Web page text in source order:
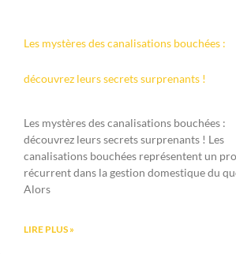
Les mystères des canalisations bouchées :
découvrez leurs secrets surprenants !
Les mystères des canalisations bouchées :
découvrez leurs secrets surprenants ! Les
canalisations bouchées représentent un
récurrent dans la gestion domestique du
Alors
LIRE PLUS »